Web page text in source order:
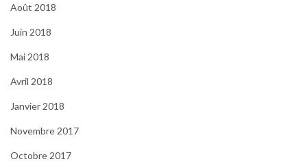
Août 2018
Juin 2018
Mai 2018
Avril 2018
Janvier 2018
Novembre 2017
Octobre 2017